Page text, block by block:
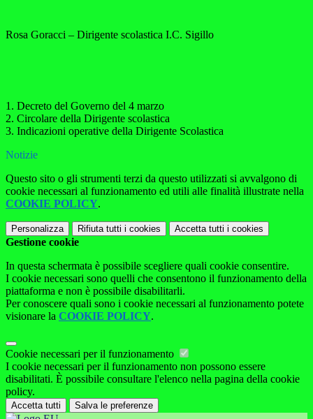
Rosa Goracci – Dirigente scolastica I.C. Sigillo
1. Decreto del Governo del 4 marzo
2. Circolare della Dirigente scolastica
3. Indicazioni operative della Dirigente Scolastica
Notizie
Questo sito o gli strumenti terzi da questo utilizzati si avvalgono di
cookie necessari al funzionamento ed utili alle finalità illustrate nella
COOKIE POLICY.
Personalizza Rifiuta tutti i cookies Accetta tutti i cookies
Gestione cookie
In questa schermata è possibile scegliere quali cookie consentire.
I cookie necessari sono quelli che consentono il funzionamento della
piattaforma e non è possibile disabilitarli.
Per conoscere quali sono i cookie necessari al funzionamento potete
visionare la COOKIE POLICY.
Cookie necessari per il funzionamento
I cookie necessari per il funzionamento non possono essere
disabilitati. È possibile consultare l'elenco nella pagina della cookie
policy.
Accetta tutti Salva le preferenze